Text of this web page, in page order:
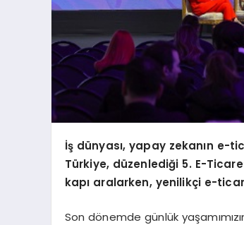
İş dünyası, yapay zekanın
Türkiye, düzenlediği 5. E-
kapı aralarken, yenilikçi e-
Son dönemde günlük